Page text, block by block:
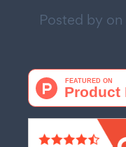
Posted by on